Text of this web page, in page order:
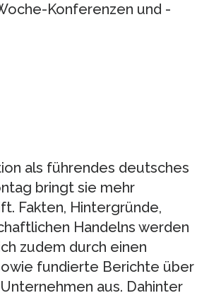
Konferenzen und -
als führendes deutsches
bringt sie mehr
Fakten, Hintergründe,
Handelns werden
zudem durch einen
fundierte Berichte über
aus. Dahinter